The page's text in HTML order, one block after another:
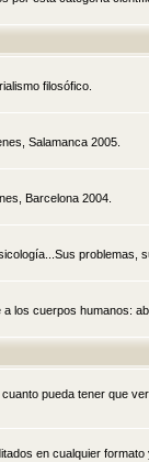
filosófico.
Salamanca 2005.
Barcelona 2004.
problemas,
los cuerpos humanos:
pueda tener que
en cualquier